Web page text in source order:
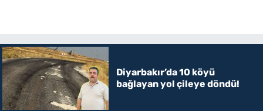
Diyarbakır’da 10 köyü
bağlayan yol çileye döndü!